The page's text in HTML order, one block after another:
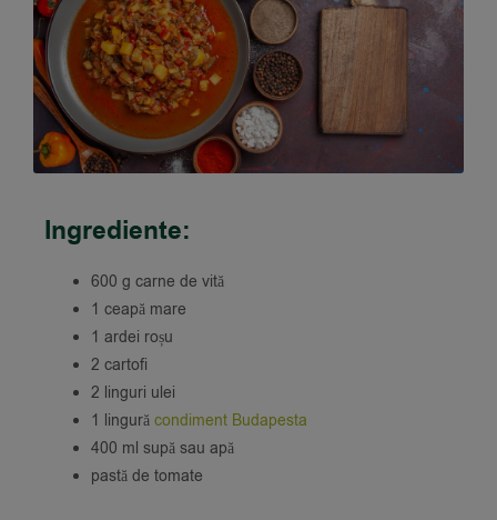
Ingrediente:
600 g carne de vită
1 ceapă mare
1 ardei roșu
2 cartofi
2 linguri ulei
1 lingură condiment Budapesta
400 ml supă sau apă
pastă de tomate